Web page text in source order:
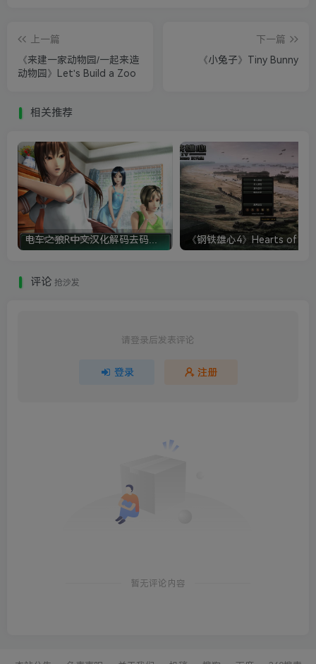
上一篇
《来建一家动物园/一起来造
动物园》Let's Build a Zoo
下一篇
《小兔子》Tiny Bunny
相关推荐
评论 抢沙发
请登录后发表评论
登录 注册
暂无评论内容